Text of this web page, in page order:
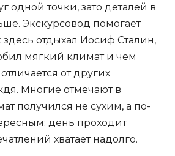
одной точки, зато деталей в
Экскурсовод помогает
здесь отдыхал Иосиф Сталин,
мягкий климат и чем
от других
Многие отмечают в
получился не сухим, а по-
день проходит
хватает надолго.